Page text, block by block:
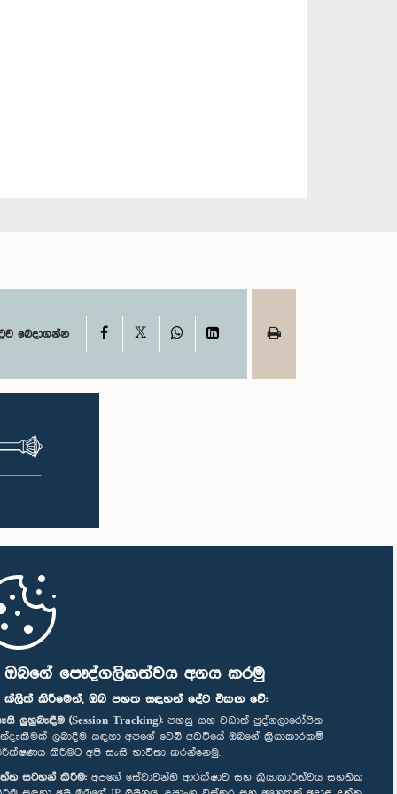
ඔබගේ පෞද්ගලිකත්වය අගය කරමු
ක්ලික් කිරීමෙන්, ඔබ පහත සඳහන් දේට එකඟ වේ:
ලුහුබැඳීම (Session Tracking): පහසු සහ වඩාත් පුද්ගලාරෝපිත
ලබාදීම සඳහා අපගේ වෙබ් අඩවියේ ඔබගේ ක්‍රියාකාරකම්
කිරීමට අපි සැසි භාවිතා කරන්නෙමු.
සටහන් කිරීම: අපගේ සේවාවන්හි ආරක්ෂාව සහ ක්‍රියාකාරීත්වය සහතික
බෙදාගන්න Facebook WhatsAppLinkedIn